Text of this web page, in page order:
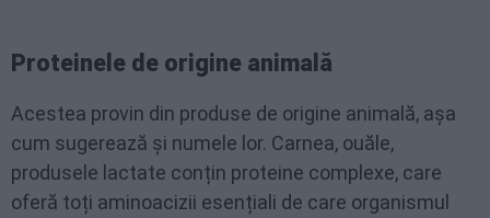
Proteinele de origine animală
Acestea provin din produse de origine animală, așa
cum sugerează și numele lor. Carnea, ouăle,
produsele lactate conțin proteine complexe, care
oferă toți aminoacizii esențiali de care organismul